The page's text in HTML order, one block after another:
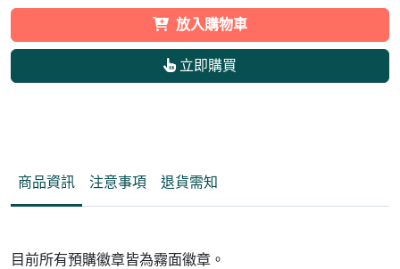
放入購物車
立即購買
商品資訊 注意事項 退貨需知
目前所有預購徽章皆為霧面徽章。